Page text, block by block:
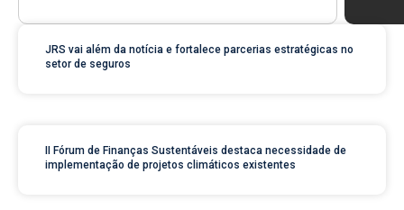
JRS vai além da notícia e fortalece parcerias estratégicas no
setor de seguros
II Fórum de Finanças Sustentáveis destaca necessidade de
implementação de projetos climáticos existentes